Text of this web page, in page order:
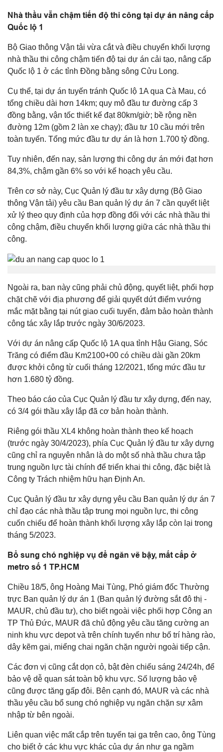
Nhà thầu vẫn chậm tiến độ thi công tại dự án nâng cấp
Quốc lộ 1
Bộ Giao thông Vận tải vừa cắt và điều chuyển khối lượng
nhà thầu thi công chậm tiến độ tại dự án cải tạo, nâng cấp
Quốc lộ 1 ở các tỉnh Đồng bằng sông Cửu Long.
Cụ thể, tại dự án tuyến tránh Quốc lộ 1A qua Cà Mau, có
tổng chiều dài hơn 14km; quy mô đầu tư đường cấp 3
đồng bằng, vận tốc thiết kế đạt 80km/giờ; bề rộng nền
đường 12m (gồm 2 làn xe chạy); đầu tư 10 cầu mới trên
toàn tuyến. Tổng mức đầu tư dự án là hơn 1.700 tỷ đồng.
Tuy nhiên, đến nay, sản lượng thi công dự án mới đạt hơn
84,3%, chậm gần 6% so với kế hoạch yêu cầu.
Trên cơ sở này, Cục Quản lý đầu tư xây dựng (Bộ Giao
thông Vận tải) yêu cầu Ban quản lý dự án 7 cần quyết liệt
xử lý theo quy định của hợp đồng đối với các nhà thầu thi
công chậm, điều chuyển khối lượng giữa các nhà thầu thi
công.
Ngoài ra, ban này cũng phải chủ động, quyết liệt, phối hợp
chặt chẽ với địa phương để giải quyết dứt điểm vướng
mắc mặt bằng tại nút giao cuối tuyến, đảm bảo hoàn thành
công tác xây lắp trước ngày 30/6/2023.
Với dự án nâng cấp Quốc lộ 1A qua tỉnh Hậu Giang, Sóc
Trăng có điểm đầu Km2100+00 có chiều dài gần 20km
được khởi công từ cuối tháng 12/2021, tổng mức đầu tư
hơn 1.680 tỷ đồng.
Theo báo cáo của Cục Quản lý đầu tư xây dựng, đến nay,
có 3/4 gói thầu xây lắp đã cơ bản hoàn thành.
Riêng gói thầu XL4 không hoàn thành theo kế hoạch
(trước ngày 30/4/2023), phía Cục Quản lý đầu tư xây dựng
cũng chỉ ra nguyên nhân là do một số nhà thầu chưa tập
trung nguồn lực tài chính để triển khai thi công, đặc biệt là
Công ty Trách nhiệm hữu hạn Định An.
Cục Quản lý đầu tư xây dựng yêu cầu Ban quản lý dự án 7
chỉ đạo các nhà thầu tập trung mọi nguồn lực, thi công
cuốn chiếu để hoàn thành khối lượng xây lắp còn lại trong
tháng 5/2023.
Bổ sung chó nghiệp vụ để ngăn vẽ bậy, mất cắp ở
metro số 1 TP.HCM
Chiều 18/5, ông Hoàng Mai Tùng, Phó giám đốc Thường
trực Ban quản lý dự án 1 (Ban quản lý đường sắt đô thị -
MAUR, chủ đầu tư), cho biết ngoài việc phối hợp Công an
TP Thủ Đức, MAUR đã chủ động yêu cầu tăng cường an
ninh khu vực depot và trên chính tuyến như bố trí hàng rào,
dây kẽm gai, miểng chai ngăn chặn người ngoài tiếp cận.
Các đơn vị cũng cắt dọn cỏ, bật đèn chiếu sáng 24/24h, để
bảo vệ dễ quan sát toàn bộ khu vực. Số lượng bảo vệ
cũng được tăng gấp đôi. Bên cạnh đó, MAUR và các nhà
thầu yêu cầu bổ sung chó nghiệp vụ ngăn chặn sự xâm
nhập từ bên ngoài.
Liên quan việc mất cắp trên tuyến tại ga trên cao, ông Tùng
cho biết ở các khu vực khác của dự án như ga ngầm